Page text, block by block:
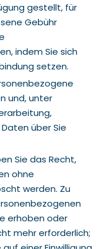
gestellt, für
Gebühr
indem Sie sich
setzen.
und, unter
über Sie
Sie das Recht,
ohne
werden. Zu
erhoben oder
mehr erforderlich;